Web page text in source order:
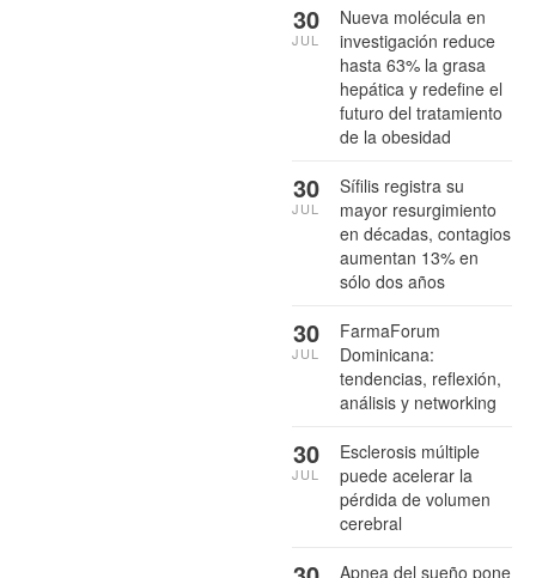
Nueva molécula en
investigación reduce
hasta 63% la grasa
hepática y redefine el
futuro del tratamiento
de la obesidad
30
JUL
Sífilis registra su
mayor resurgimiento
en décadas, contagios
aumentan 13% en
sólo dos años
30
JUL
FarmaForum
Dominicana:
tendencias, reflexión,
análisis y networking
30
JUL
Esclerosis múltiple
puede acelerar la
pérdida de volumen
cerebral
30
JUL
Apnea del sueño pone